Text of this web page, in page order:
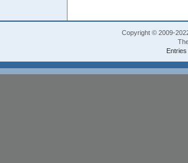
Copyright © 2009-